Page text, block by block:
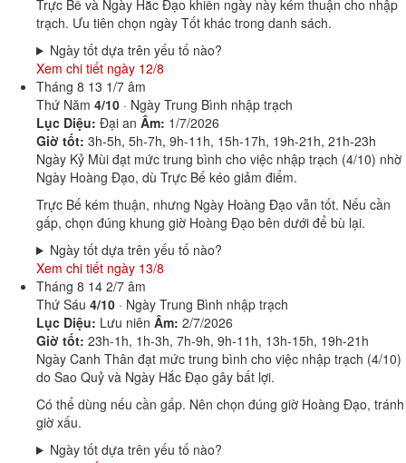
Trực Bế và Ngày Hắc Đạo khiến ngày này kém thuận cho nhập
trạch. Ưu tiên chọn ngày Tốt khác trong danh sách.
Ngày tốt dựa trên yếu tố nào?
Xem chi tiết ngày 12/8
Tháng 8 13 1/7 âm
Thứ Năm 4/10 · Ngày Trung Bình nhập trạch
Lục Diệu: Đại an Âm: 1/7/2026
Giờ tốt: 3h-5h, 5h-7h, 9h-11h, 15h-17h, 19h-21h, 21h-23h
Ngày Kỷ Mùi đạt mức trung bình cho việc nhập trạch (4/10) nhờ
Ngày Hoàng Đạo, dù Trực Bế kéo giảm điểm.
Trực Bế kém thuận, nhưng Ngày Hoàng Đạo vẫn tốt. Nếu cần
gấp, chọn đúng khung giờ Hoàng Đạo bên dưới để bù lại.
Ngày tốt dựa trên yếu tố nào?
Xem chi tiết ngày 13/8
Tháng 8 14 2/7 âm
Thứ Sáu 4/10 · Ngày Trung Bình nhập trạch
Lục Diệu: Lưu niên Âm: 2/7/2026
Giờ tốt: 23h-1h, 1h-3h, 7h-9h, 9h-11h, 13h-15h, 19h-21h
Ngày Canh Thân đạt mức trung bình cho việc nhập trạch (4/10)
do Sao Quỷ và Ngày Hắc Đạo gây bất lợi.
Có thể dùng nếu cần gấp. Nên chọn đúng giờ Hoàng Đạo, tránh
giờ xấu.
Ngày tốt dựa trên yếu tố nào?